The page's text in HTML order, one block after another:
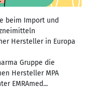
beim Import und
Hersteller in Europa
Gruppe die
Hersteller MPA
EMRAmed...